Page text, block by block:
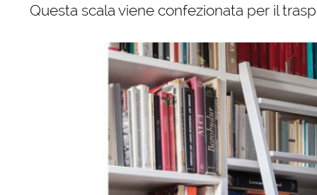
Questa scala viene confezionata per il